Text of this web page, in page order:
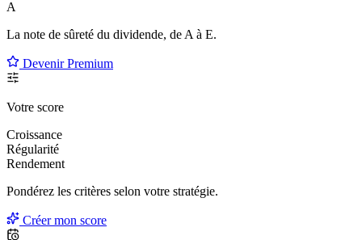
A
La note de sûreté du dividende, de A à E.
Devenir Premium
Votre score
Croissance
Régularité
Rendement
Pondérez les critères selon votre stratégie.
Créer mon score